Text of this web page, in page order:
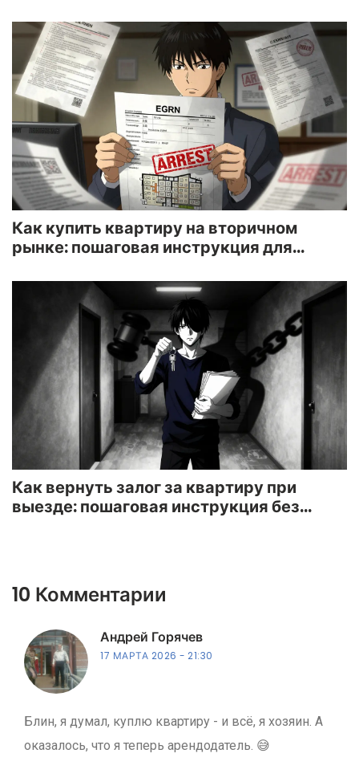
Как купить квартиру на вторичном
рынке: пошаговая инструкция для
Как вернуть залог за квартиру при
выезде: пошаговая инструкция без
10 Комментарии
Андрей Горячев
17 МАРТА 2026 21:30
Блин, я думал, куплю квартиру - и всё, я хозяин. А
оказалось, что я теперь арендодатель. 😅